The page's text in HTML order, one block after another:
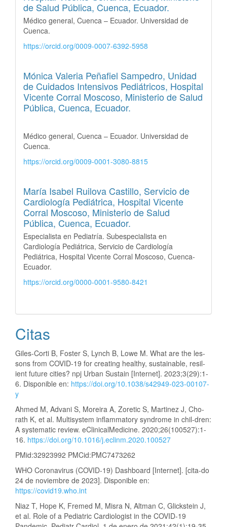
de Salud Pública, Cuenca, Ecuador.
Médico general, Cuenca – Ecuador. Universidad de
Cuenca.
https://orcid.org/0009-0007-6392-5958
Mónica Valeria Peñafiel Sampedro, Unidad
de Cuidados Intensivos Pediátricos, Hospital
Vicente Corral Moscoso, Ministerio de Salud
Pública, Cuenca, Ecuador.
Médico general, Cuenca – Ecuador. Universidad de
Cuenca.
https://orcid.org/0009-0001-3080-8815
María Isabel Ruilova Castillo, Servicio de
Cardiología Pediátrica, Hospital Vicente
Corral Moscoso, Ministerio de Salud
Pública, Cuenca, Ecuador.
Especialista en Pediatría. Subespecialista en
Cardiología Pediátrica, Servicio de Cardiología
Pediátrica, Hospital Vicente Corral Moscoso, Cuenca-
Ecuador.
https://orcid.org/0000-0001-9580-8421
Citas
Giles-Corti B, Foster S, Lynch B, Lowe M. What are the les-
sons from COVID-19 for creating healthy, sustainable, resil-
ient future cities? npj Urban Sustain [Internet]. 2023;3(29):1-
6. Disponible en: https://doi.org/10.1038/s42949-023-00107-
y
Ahmed M, Advani S, Moreira A, Zoretic S, Martinez J, Cho-
rath K, et al. Multisystem inflammatory syndrome in chil-dren:
A systematic review. eClinicalMedicine. 2020;26(100527):1-
16. https://doi.org/10.1016/j.eclinm.2020.100527
PMid:32923992 PMCid:PMC7473262
WHO Coronavirus (COVID-19) Dashboard [Internet]. [cita-do
24 de noviembre de 2023]. Disponible en:
https://covid19.who.int
Niaz T, Hope K, Fremed M, Misra N, Altman C, Glickstein J,
et al. Role of a Pediatric Cardiologist in the COVID-19